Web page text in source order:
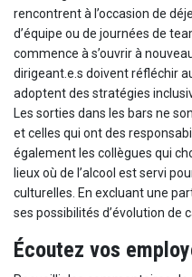
rencontrent à l’occasion de
d’équipe ou de journées de
commence à s’ouvrir à
dirigeant.e.s doivent réfléchir
adoptent des stratégies
Les sorties dans les bars ne
et celles qui ont des
également les collègues qui
lieux où de l’alcool est servi
culturelles. En excluant une
ses possibilités d’évolution de
Écoutez vos